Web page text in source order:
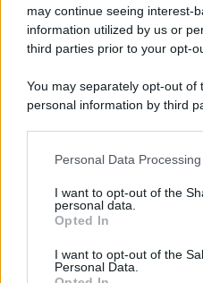
may continue seeing interest-
information utilized by us or
third parties prior to your opt-
You may separately opt-out
personal information by third
This information may also be
disclose it to other third
Please note that this website/
services and may gather and
not limited to your visit or
Personal Data
I want to opt-out of the
personal data.
Opted In
I want to opt-out of the
Personal Data.